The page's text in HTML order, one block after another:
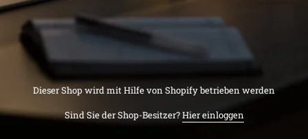
Dieser Shop wird mit Hilfe von Shopify betrieben werden
Sind Sie der Shop-Besitzer?Hier einloggen